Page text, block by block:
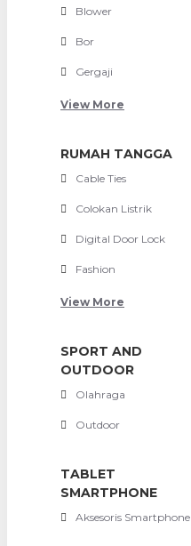
Blower
Bor
Gergaji
View More
RUMAH TANGGA
Cable Ties
Colokan Listrik
Digital Door Lock
Fashion
View More
SPORT AND
OUTDOOR
Olahraga
Outdoor
TABLET
SMARTPHONE
Aksesoris Smartphone